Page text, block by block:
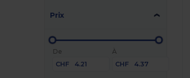
Prix
De
CHF
À
CHF